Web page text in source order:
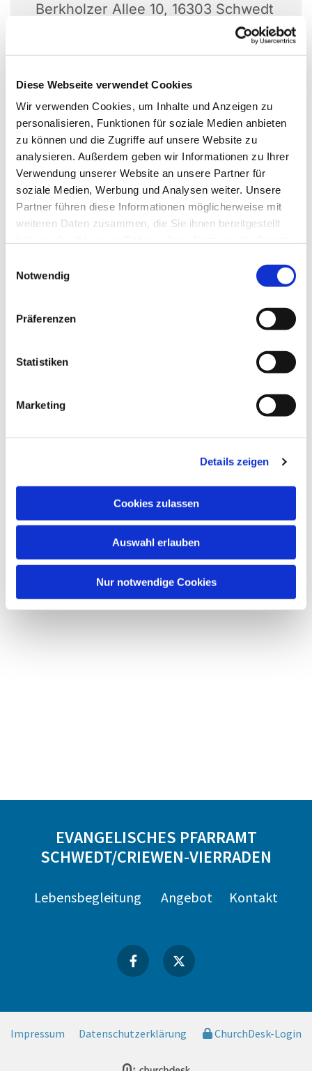
Diese Webseite verwendet Cookies
Wir verwenden Cookies, um Inhalte und Anzeigen zu
personalisieren, Funktionen für soziale Medien anbieten
zu können und die Zugriffe auf unsere Website zu
analysieren. Außerdem geben wir Informationen zu Ihrer
Verwendung unserer Website an unsere Partner für
soziale Medien, Werbung und Analysen weiter. Unsere
Partner führen diese Informationen möglicherweise mit
weiteren Daten zusammen, die Sie ihnen bereitgestellt
Notwendig
Präferenzen
Statistiken
Marketing
Details zeigen
Cookies zulassen
Auswahl erlauben
Nur notwendige Cookies
Berkholzer Allee 10, 16303 Schwedt
Dies könnte Sie auch
EVANGELISCHES PFARRAMT
SCHWEDT/CRIEWEN-VIERRADEN
Lebensbegleitung Angebot Kontakt
Impressum Datenschutzerklärung ChurchDesk-Login